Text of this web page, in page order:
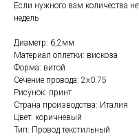
Если нужного вам количества
недель
Диаметр: 6,2мм
Материал оплетки: вискоза
Форма: витой
Сечение провода: 2х0.75
Рисунок: принт
Страна производства: Италия
Цвет: коричневый
Тип: Провод текстильный